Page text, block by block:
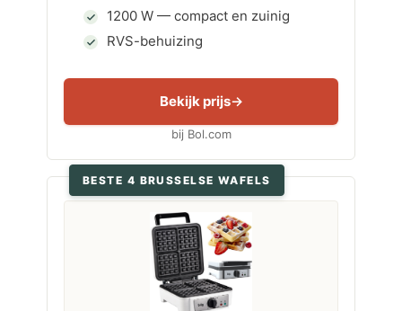
1200 W — compact en zuinig
RVS-behuizing
Bekijk prijs
bij Bol.com
BESTE 4 BRUSSELSE WAFELS